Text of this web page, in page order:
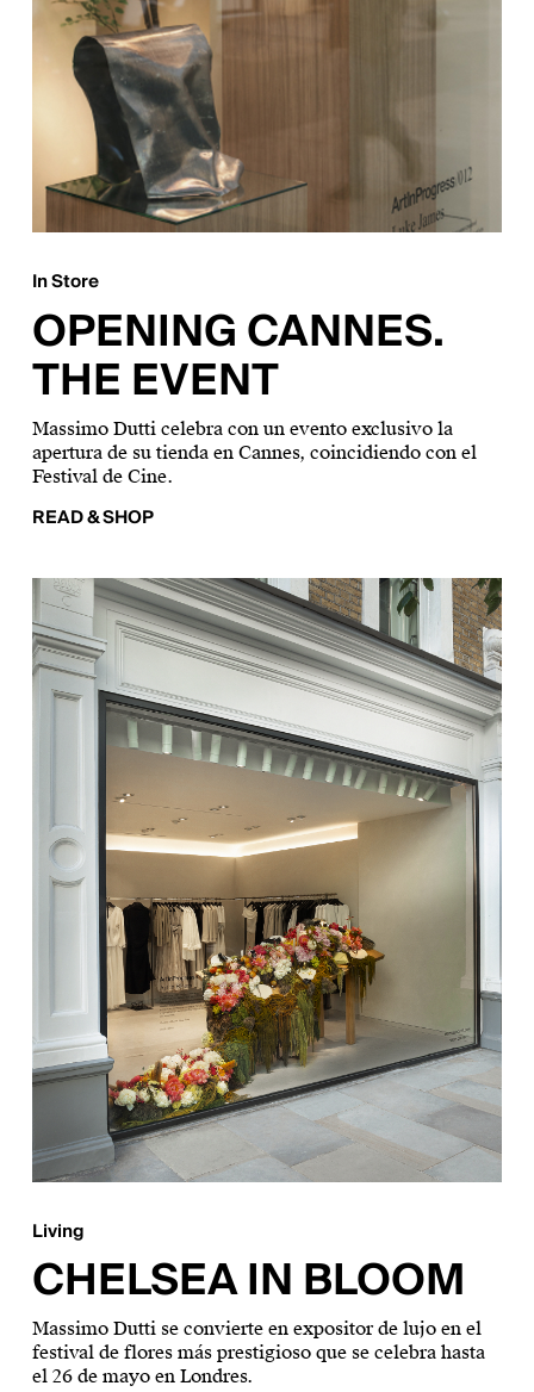
In Store
OPENING CANNES.
THE EVENT
Massimo Dutti celebra con un evento exclusivo la
apertura de su tienda en Cannes, coincidiendo con el
Festival de Cine.
READ & SHOP
Living
CHELSEA IN BLOOM
Massimo Dutti se convierte en expositor de lujo en el
festival de flores más prestigioso que se celebra hasta
el 26 de mayo en Londres.